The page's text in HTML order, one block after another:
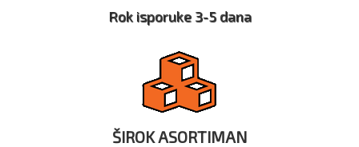
Rok isporuke 3-5 dana
ŠIROK ASORTIMAN